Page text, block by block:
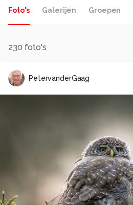
Foto's Galerijen Groepen
230 foto's
PetervanderGaag